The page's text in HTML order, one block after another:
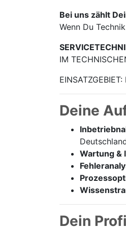
Bei uns zählt
Wenn Du
IM
Deine
Wartung &
Dein